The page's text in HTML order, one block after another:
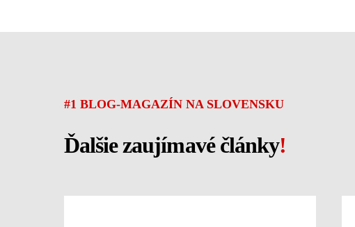
#1 BLOG-MAGAZÍN NA SLOVENSKU
Ďalšie zaujímavé články!